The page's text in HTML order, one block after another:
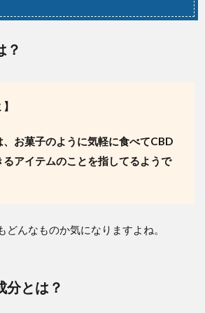
？
、お菓子のように気軽に食べてCBD
るアイテムのことを指してるようで
どんなものか気になりますよね。
分とは？